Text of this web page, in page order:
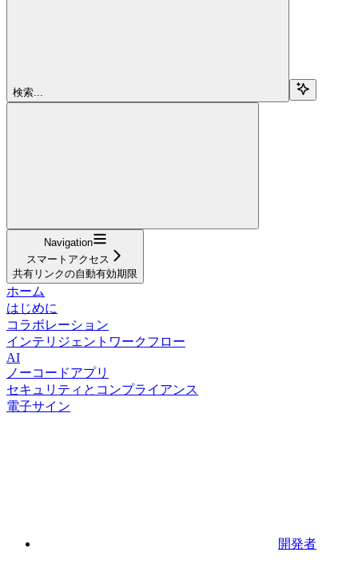
検索...
Navigation
スマートアクセス
共有リンクの自動有効期限
ホーム
はじめに
コラボレーション
インテリジェントワークフロー
AI
ノーコードアプリ
セキュリティとコンプライアンス
電子サイン
開発者